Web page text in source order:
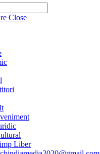
Close
Liber